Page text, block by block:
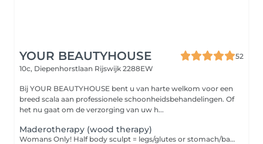
YOUR BEAUTYHOUSE
52
10c, Diepenhorstlaan Rijswijk 2288EW
Bij YOUR BEAUTYHOUSE bent u van harte welkom voor een
breed scala aan professionele schoonheidsbehandelingen. Of
het nu gaat om de verzorging van uw h...
Maderotherapy (wood therapy)
Womans Only! Half body sculpt = legs/glutes or stomach/back/arms